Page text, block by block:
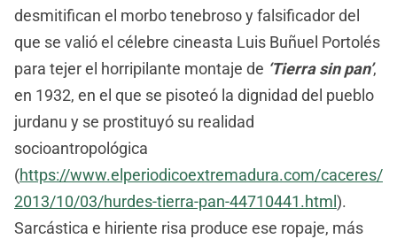
desmitifican el morbo tenebroso y falsificador del
que se valió el célebre cineasta Luis Buñuel Portolés
para tejer el horripilante montaje de ‘Tierra sin pan’,
en 1932, en el que se pisoteó la dignidad del pueblo
jurdanu y se prostituyó su realidad
socioantropológica
(https://www.elperiodicoextremadura.com/caceres/
2013/10/03/hurdes-tierra-pan-44710441.html).
Sarcástica e hiriente risa produce ese ropaje, más